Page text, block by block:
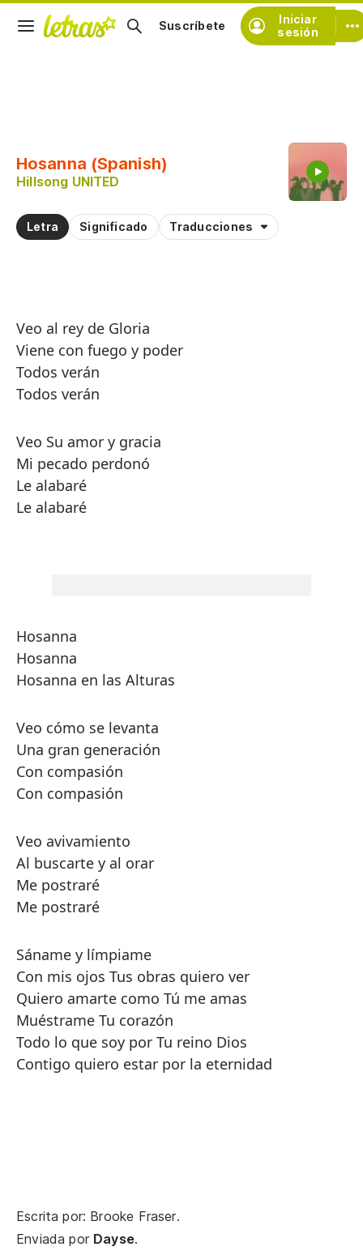
Iniciar
sesión
Suscríbete
Hosanna (Spanish)
Hillsong UNITED
Letra Significado Traducciones
Veo al rey de Gloria
Viene con fuego y poder
Todos verán
Todos verán
Veo Su amor y gracia
Mi pecado perdonó
Le alabaré
Le alabaré
Hosanna
Hosanna
Hosanna en las Alturas
Veo cómo se levanta
Una gran generación
Con compasión
Con compasión
Veo avivamiento
Al buscarte y al orar
Me postraré
Me postraré
Sáname y límpiame
Con mis ojos Tus obras quiero ver
Quiero amarte como Tú me amas
Muéstrame Tu corazón
Todo lo que soy por Tu reino Dios
Contigo quiero estar por la eternidad
Escrita por: Brooke Fraser.
Enviada por Dayse.
Practicar la pronunciación de